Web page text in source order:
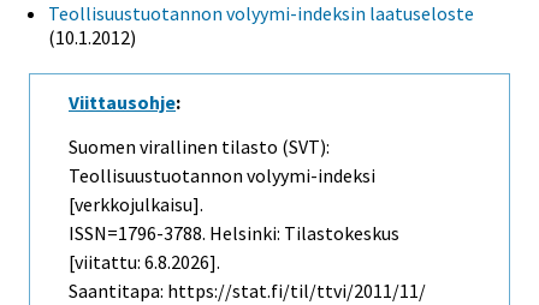
Teollisuustuotannon volyymi-indeksin laatuseloste
(10.1.2012)
Viittausohje:
Suomen virallinen tilasto (SVT):
Teollisuustuotannon volyymi-indeksi
[verkkojulkaisu].
ISSN=1796-3788. Helsinki: Tilastokeskus
[viitattu: 6.8.2026].
Saantitapa: https://stat.fi/til/ttvi/2011/11/